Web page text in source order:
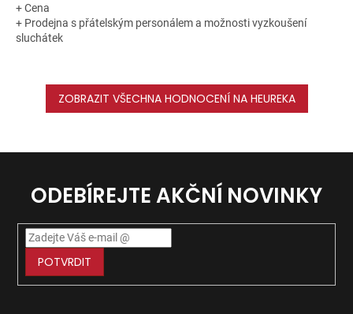
+ Cena
+ Prodejna s přátelským personálem a možnosti vyzkoušení
sluchátek
ZOBRAZIT VŠECHNA HODNOCENÍ NA HEUREKA
ODEBÍREJTE AKČNÍ NOVINKY
POTVRDIT